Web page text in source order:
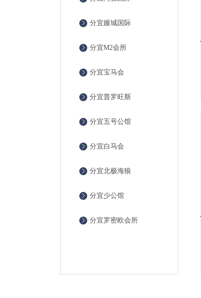
分宜嫚城国际
分宜M2会所
分宜宝马会
分宜普罗旺斯
分宜五号公馆
分宜白马会
分宜北极海狼
分宜少公馆
分宜罗密欧会所